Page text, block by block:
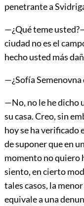
penetrante a
—¿Qué teme
ciudad no es el
hecho usted más
—¿Sofía Semenovna
—No, no le he dicho
su casa. Creo, sin
hoy se ha verificado
de suponer que en
momento no quiero
siento, en cierto
tales casos, la
equivale a una